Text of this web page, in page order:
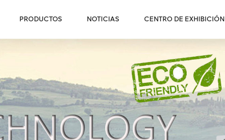
PRODUCTOS NOTICIAS CENTRO DE EXHIBICIÓN